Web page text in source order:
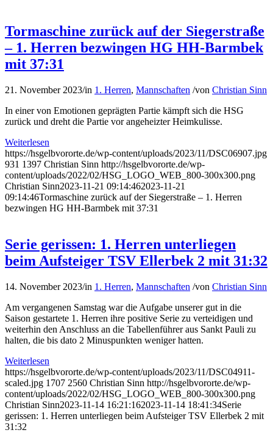
Tormaschine zurück auf der Siegerstraße
– 1. Herren bezwingen HG HH-Barmbek
mit 37:31
21. November 2023/in 1. Herren, Mannschaften /von Christian Sinn
In einer von Emotionen geprägten Partie kämpft sich die HSG
zurück und dreht die Partie vor angeheizter Heimkulisse.
Weiterlesen
https://hsgelbvororte.de/wp-content/uploads/2023/11/DSC06907.jpg
931 1397 Christian Sinn http://hsgelbvororte.de/wp-
content/uploads/2022/02/HSG_LOGO_WEB_800-300x300.png
Christian Sinn2023-11-21 09:14:462023-11-21
09:14:46Tormaschine zurück auf der Siegerstraße – 1. Herren
bezwingen HG HH-Barmbek mit 37:31
Serie gerissen: 1. Herren unterliegen
beim Aufsteiger TSV Ellerbek 2 mit 31:32
14. November 2023/in 1. Herren, Mannschaften /von Christian Sinn
Am vergangenen Samstag war die Aufgabe unserer gut in die
Saison gestartete 1. Herren ihre positive Serie zu verteidigen und
weiterhin den Anschluss an die Tabellenführer aus Sankt Pauli zu
halten, die bis dato 2 Minuspunkten weniger hatten.
Weiterlesen
https://hsgelbvororte.de/wp-content/uploads/2023/11/DSC04911-
scaled.jpg 1707 2560 Christian Sinn http://hsgelbvororte.de/wp-
content/uploads/2022/02/HSG_LOGO_WEB_800-300x300.png
Christian Sinn2023-11-14 16:21:162023-11-14 18:41:34Serie
gerissen: 1. Herren unterliegen beim Aufsteiger TSV Ellerbek 2 mit
31:32